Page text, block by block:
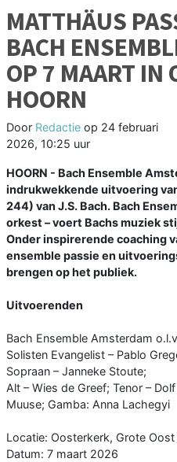
MATTHÄUS
BACH
OP 7 MAART IN
HOORN
Door Redactie op 24 februari
2026, 10:25 uur
HOORN - Bach Ensemble
indrukwekkende uitvoering
244) van J.S. Bach. Bach
orkest – voert Bachs muziek
Onder inspirerende coaching
ensemble passie en
brengen op het publiek.
Uitvoerenden
Bach Ensemble Amsterdam
Solisten Evangelist – Pablo
Sopraan – Janneke Stoute;
Alt – Wies de Greef; Tenor –
Muuse; Gamba: Anna Lachegyi
Locatie: Oosterkerk, Grote
Datum: 7 maart 2026